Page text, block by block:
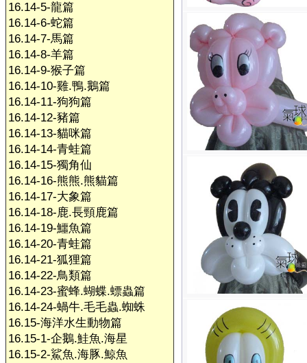
16.14-5-龍篇
16.14-6-蛇篇
16.14-7-馬篇
16.14-8-羊篇
16.14-9-猴子篇
16.14-10-雞.鴨.鵝篇
16.14-11-狗狗篇
16.14-12-豬篇
16.14-13-貓咪篇
16.14-14-青蛙篇
16.14-15-獨角仙
16.14-16-熊熊.熊貓篇
16.14-17-大象篇
16.14-18-鹿.長頸鹿篇
16.14-19-鱷魚篇
16.14-20-青蛙篇
16.14-21-狐狸篇
16.14-22-鳥類篇
16.14-23-蜜蜂.蝴蝶.螵蟲篇
16.14-24-蝸牛.毛毛蟲.蜘蛛
16.15-海洋水生動物篇
16.15-1-企鵝.鮭魚.海星
16.15-2-鯊魚.海豚.鯨魚